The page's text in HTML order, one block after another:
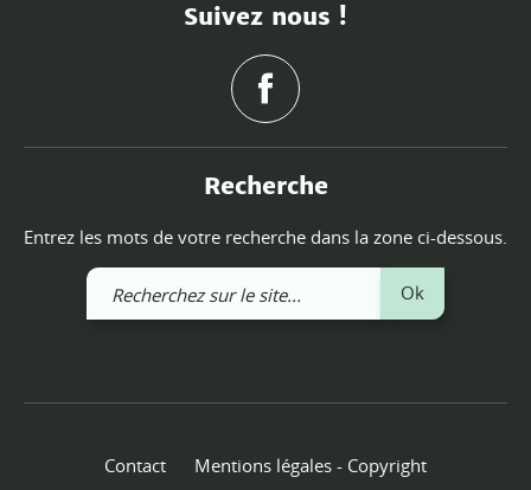
Suivez nous !
Recherche
Entrez les mots de votre recherche dans la zone ci-dessous.
Recherchez
sur
Ok
Contact
Mentions légales - Copyright